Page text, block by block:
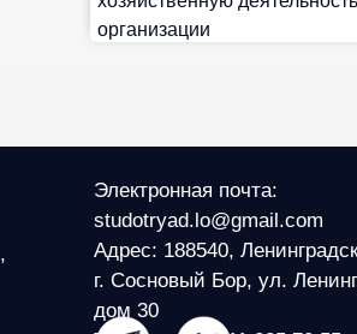
организации
Электронная почта:
studotryad.lo@gmail.com
Адрес: 188540,
г. Сосновый Бор, ул.
дом 30